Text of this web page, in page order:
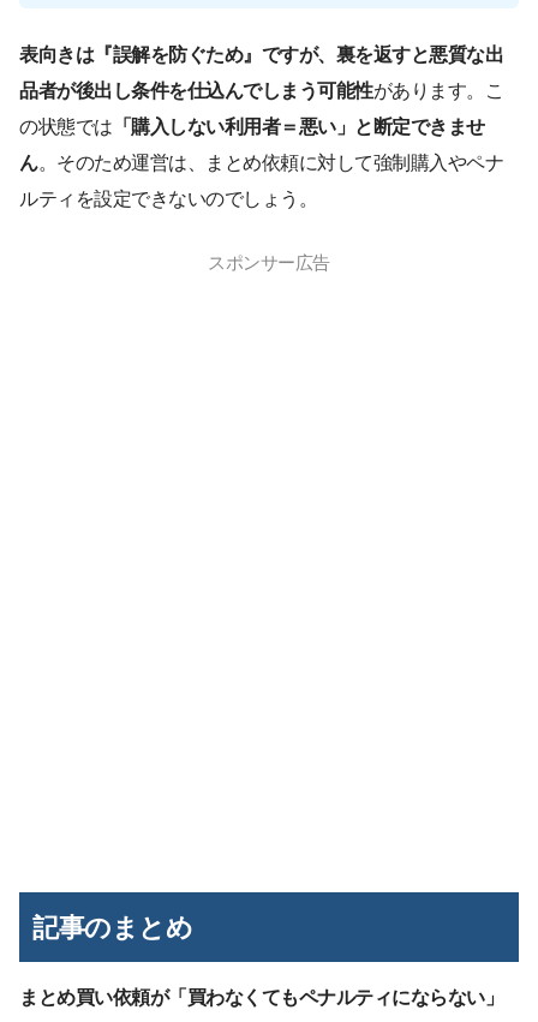
表向きは『誤解を防ぐため』ですが、裏を返すと悪質な出
品者が後出し条件を仕込んでしまう可能性があります。こ
の状態では 「購入しない利用者＝悪い」と断定できませ
ん。そのため運営は、まとめ依頼に対して強制購入やペナ
ルティを設定できないのでしょう。
スポンサー広告
記事のまとめ
まとめ買い依頼が「買わなくてもペナルティにならない」